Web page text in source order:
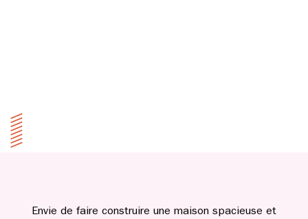
Envie de faire construire une maison spacieuse et